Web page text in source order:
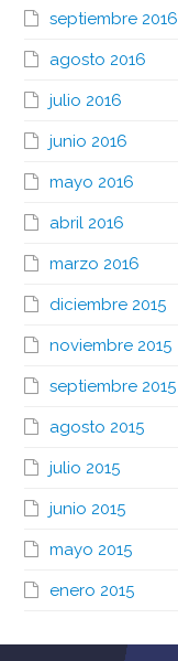
septiembre 2016
agosto 2016
julio 2016
junio 2016
mayo 2016
abril 2016
marzo 2016
diciembre 2015
noviembre 2015
septiembre 2015
agosto 2015
julio 2015
junio 2015
mayo 2015
enero 2015